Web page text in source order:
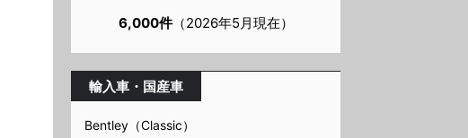
6,000件（2026年5月現在）
輸入車・国産車
Bentley（Classic）